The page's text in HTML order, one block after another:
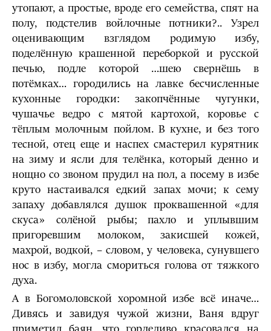
утопают, а простые, вроде его семейства, спят на
полу, подстелив войлочные потники?.. Узрел
оценивающим взглядом родимую избу,
поделённую крашенной переборкой и русской
печью, подле которой …шею свернёшь в
потёмках… городились на лавке бесчисленные
кухонные городки: закопчённые чугунки,
чушачье ведро с мятой картохой, коровье с
тёплым молочным пойлом. В кухне, и без того
тесной, отец еще и наспех смастерил курятник
на зиму и ясли для телёнка, который денно и
нощно со звоном прудил на пол, а посему в избе
круто настаивался едкий запах мочи; к сему
запаху добавлялся душок проквашенной «для
скуса» солёной рыбы; пахло и уплывшим
пригоревшим молоком, закисшей кожей,
махрой, водкой, – словом, у человека, сунувшего
нос в избу, могла смориться голова от тяжкого
духа.
А в Богомоловской хоромной избе всё иначе…
Дивясь и завидуя чужой жизни, Ваня вдруг